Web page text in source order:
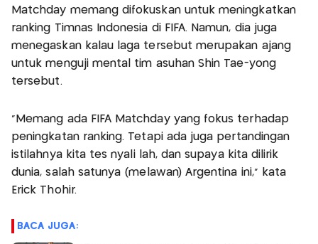
Matchday memang difokuskan untuk meningkatkan
ranking Timnas Indonesia di FIFA. Namun, dia juga
menegaskan kalau laga tersebut merupakan ajang
untuk menguji mental tim asuhan Shin Tae-yong
tersebut.
“Memang ada FIFA Matchday yang fokus terhadap
peningkatan ranking. Tetapi ada juga pertandingan
istilahnya kita tes nyali lah, dan supaya kita dilirik
dunia, salah satunya (melawan) Argentina ini,” kata
Erick Thohir.
BACA JUGA: